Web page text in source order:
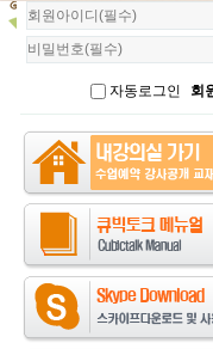
회
원
로
자동로그인 회